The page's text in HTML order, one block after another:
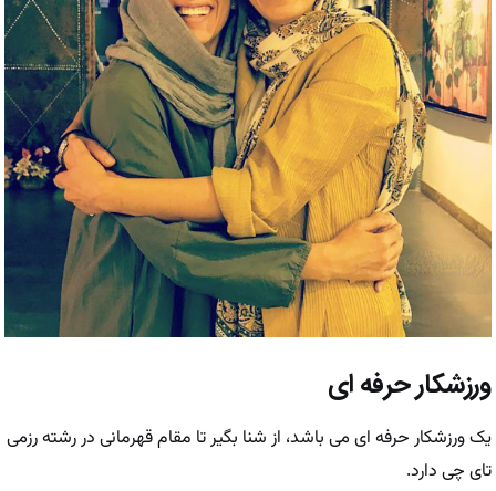
ورزشکار حرفه ای
یک ورزشکار حرفه ای می باشد، از شنا بگیر تا مقام قهرمانی در رشته رزمی
تای چی دارد.